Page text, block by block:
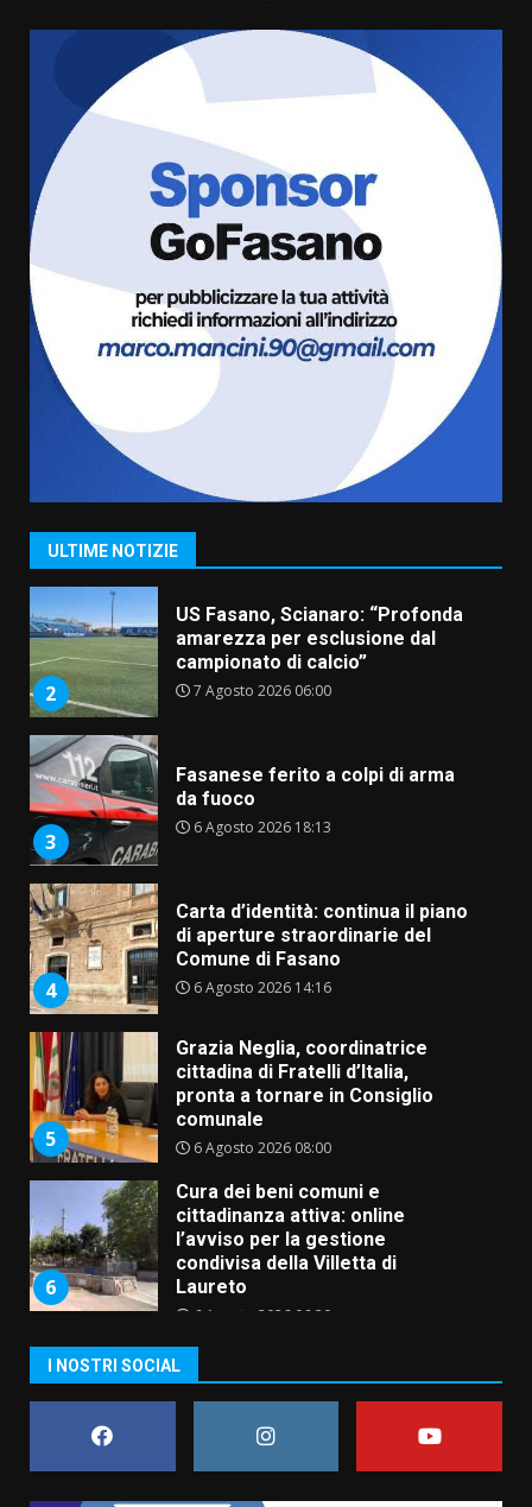
ULTIME NOTIZIE
cittadina di Fratelli d’Italia,
pronta a tornare in Consiglio
comunale
6 Agosto 2026 08:00
Cura dei beni comuni e
cittadinanza attiva: online
l’avviso per la gestione
condivisa della Villetta di
Laureto
La magia del Minareto e la prima
assoluta de “L’Albergo
Belvedere. Il rapimento”
6 Agosto 2026 06:15
1
“I Contestatori: Musica di
Rivoluzione”: nuovo
appuntamento con “Fasano in
2
US Fasano, Scianaro: “Profonda
amarezza per esclusione dal
campionato di calcio”
7 Agosto 2026 06:00
3
Fasanese ferito a colpi di arma
da fuoco
6 Agosto 2026 18:13
4
Carta d’identità: continua il piano
di aperture straordinarie del
Comune di Fasano
6 Agosto 2026 14:16
5
Grazia Neglia, coordinatrice
cittadina di Fratelli d’Italia,
pronta a tornare in Consiglio
comunale
6 Agosto 2026 08:00
6
Cura dei beni comuni e
cittadinanza attiva: online
l’avviso per la gestione
condivisa della Villetta di
Laureto
6 Agosto 2026 06:20
assoluta de “L’Albergo
Belvedere. Il rapimento”
6 Agosto 2026 06:15
I NOSTRI SOCIAL